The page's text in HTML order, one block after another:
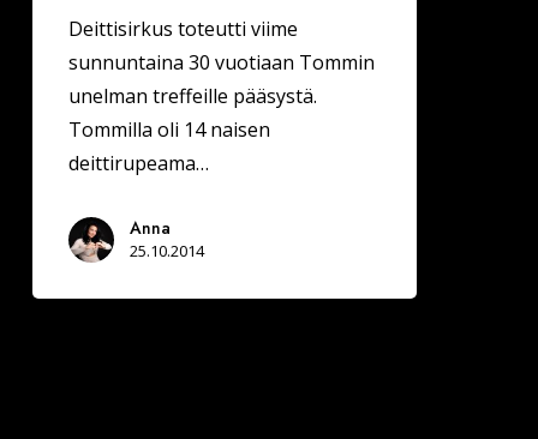
Deittisirkus toteutti viime
sunnuntaina 30 vuotiaan Tommin
unelman treffeille pääsystä.
Tommilla oli 14 naisen
deittirupeama…
Anna
25.10.2014